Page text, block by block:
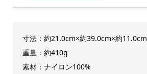
寸法：約21.0cm×約39.0cm×約11.0cm
重量：約410g
素材：ナイロン100%